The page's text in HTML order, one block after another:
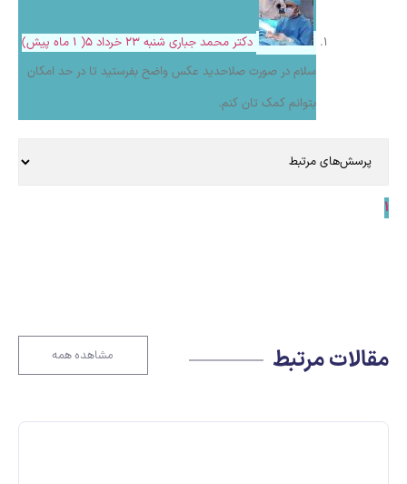
دکتر محمد جباری شنبه ۲۳ خرداد ۵( 1 ماه پیش)
سلام در صورت صلاحدید عکس واضح بفرستید تا در حد امکان
بتوانم کمک تان کنم.
1
مقالات مرتبط مشاهده همه